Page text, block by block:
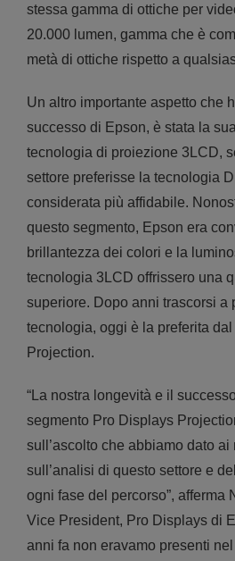
stessa gamma di ottiche per
20.000 lumen, gamma che è
metà di ottiche rispetto a
Un altro importante aspetto che
successo di Epson, è stata la
tecnologia di proiezione 3LCD,
settore preferisse la tecnologia
considerata più affidabile.
questo segmento, Epson era
brillantezza dei colori e la
tecnologia 3LCD offrissero una
superiore. Dopo anni trascorsi a
tecnologia, oggi è la preferita
Projection.
“La nostra longevità e il
segmento Pro Displays
sull’ascolto che abbiamo dato
sull’analisi di questo settore e
ogni fase del percorso”, afferma
Vice President, Pro Displays di
anni fa non eravamo presenti